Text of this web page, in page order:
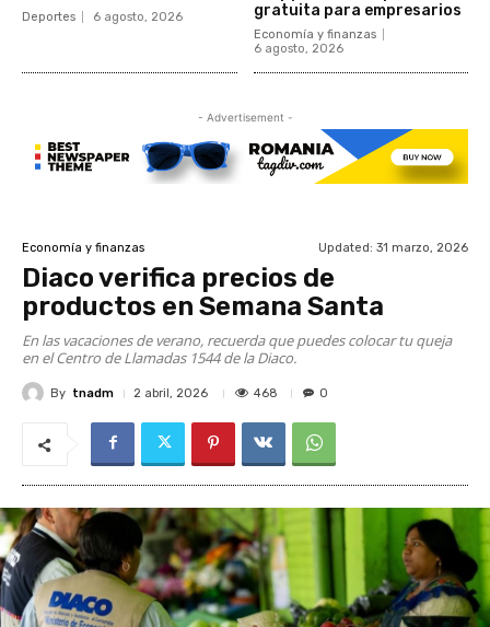
Deportes 6 agosto, 2026
gratuita para empresarios
Economía y finanzas
6 agosto, 2026
- Advertisement -